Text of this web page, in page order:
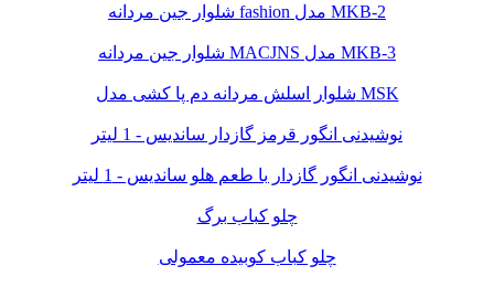
شلوار جین مردانه fashion مدل MKB-2
شلوار جین مردانه MACJNS مدل MKB-3
شلوار اسلش مردانه دم پا کشی مدل MSK
نوشیدنی انگور قرمز گازدار ساندیس - 1 لیتر
نوشیدنی انگور گازدار با طعم هلو ساندیس - 1 لیتر
چلو کباب برگ
چلو کباب کوبیده معمولی